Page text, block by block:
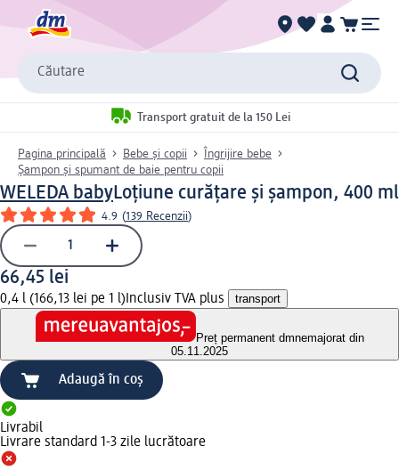
Căutare
Transport gratuit de la 150 Lei
Pagina principală Bebe și copii
Îngrijire bebe
Șampon și spumant de baie pentru copii
WELEDA babyLoțiune curățare și șampon, 400 ml
4.9 (139 Recenzii)
66,45 lei
0,4 l (166,13 lei pe 1 l) Inclusiv TVA plus transport
Preț permanent dmnemajorat din
05.11.2025
Adaugă în coș
Livrabil
Livrare standard 1-3 zile lucrătoare